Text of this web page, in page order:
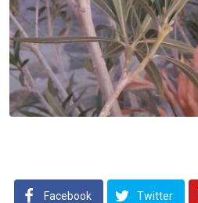
Facebook Twitter